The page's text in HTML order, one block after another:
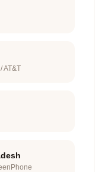
AT&T